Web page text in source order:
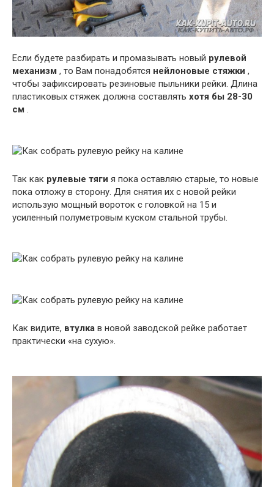
Если будете разбирать и промазывать новый рулевой
механизм , то Вам понадобятся нейлоновые стяжки ,
чтобы зафиксировать резиновые пыльники рейки. Длина
пластиковых стяжек должна составлять хотя бы 28-30
см .
Так как рулевые тяги я пока оставляю старые, то новые
пока отложу в сторону. Для снятия их с новой рейки
использую мощный вороток с головкой на 15 и
усиленный полуметровым куском стальной трубы.
Как видите, втулка в новой заводской рейке работает
практически «на сухую».